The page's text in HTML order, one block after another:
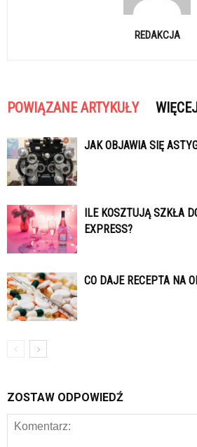
REDAKCJA
POWIĄZANE ARTYKUŁY
JAK OBJAWIA SIĘ
ILE KOSZTUJĄ SZKŁA
EXPRESS?
CO DAJE RECEPTA NA
ZOSTAW ODPOWIEDŹ